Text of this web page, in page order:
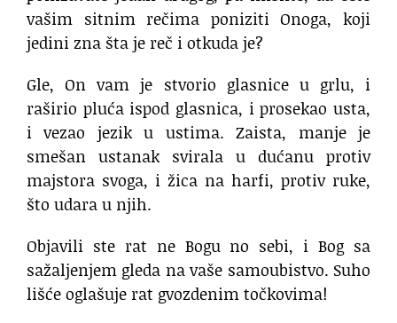
vašim sitnim rečima poniziti Onoga, koji
jedini zna šta je reč i otkuda je?
Gle, On vam je stvorio glasnice u grlu, i
raširio pluća ispod glasnica, i prosekao usta,
i vezao jezik u ustima. Zaista, manje je
smešan ustanak svirala u dućanu protiv
majstora svoga, i žica na harfi, protiv ruke,
što udara u njih.
Objavili ste rat ne Bogu no sebi, i Bog sa
sažaljenjem gleda na vaše samoubistvo. Suho
lišće oglašuje rat gvozdenim točkovima!